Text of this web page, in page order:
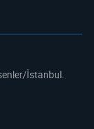
İstanbul.